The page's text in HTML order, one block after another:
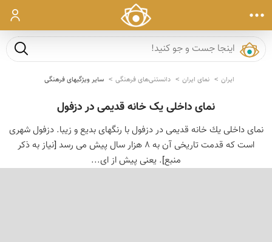
ورود
جست و
ایران نمای ایران دانستنی‌های فرهنگی سایر ویژگیهای فرهنگی
نمای داخلی یک خانه قدیمی در دزفول
نمای داخلی یك خانه قدیمی در دزفول با رنگهای بدیع و زیبا. دزفول شهری
است که قدمت تاریخی آن به 8 هزار سال پیش می رسد [نیاز به ذکر
منبع]. یعنی پیش از ای...